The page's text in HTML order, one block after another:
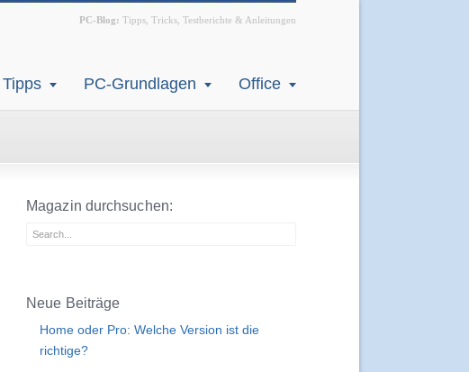
PC-Blog: Tipps, Tricks, Testberichte & Anleitungen
Tipps PC-Grundlagen Office
Magazin durchsuchen:
Neue Beiträge
Home oder Pro: Welche Version ist die
richtige?